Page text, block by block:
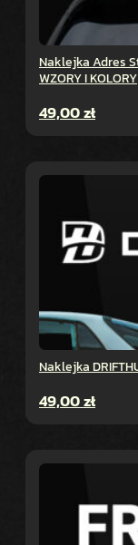
Naklejka Adres
WZORY I KOLORY
49,00zł
Naklejka
49,00zł